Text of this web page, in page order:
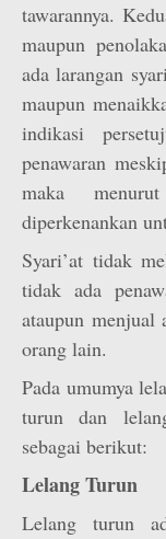
tawarannya.
maupun
ada larangan
maupun
indikasi
penawaran
maka
diperkenankan
Syari’at tidak
tidak ada
ataupun menjual
orang lain.
Pada umumya
turun dan
sebagai berikut:
Lelang Turun
Lelang turun